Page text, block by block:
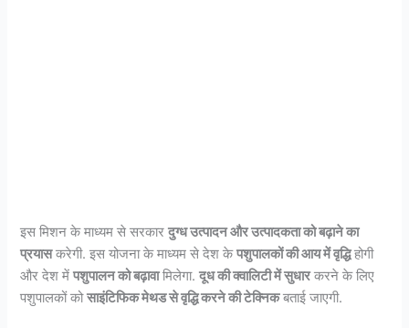
इस मिशन के माध्यम से सरकारदुग्ध उत्पादन और उत्पादकता को बढ़ाने का
प्रयासकरेगी. इस योजना के माध्यम से देश केपशुपालकों की आय में वृद्धिहोगी
और देश मेंपशुपालन को बढ़ावामिलेगा.दूध की क्वालिटी में सुधारकरने के लिए
पशुपालकों कोसाइंटिफिक मेथड से वृद्धि करने की टेक्निकबताई जाएगी.